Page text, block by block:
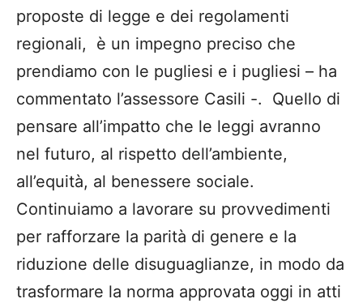
proposte di legge e dei regolamenti
regionali, è un impegno preciso che
prendiamo con le pugliesi e i pugliesi – ha
commentato l’assessore Casili -. Quello di
pensare all’impatto che le leggi avranno
nel futuro, al rispetto dell’ambiente,
all’equità, al benessere sociale.
Continuiamo a lavorare su provvedimenti
per rafforzare la parità di genere e la
riduzione delle disuguaglianze, in modo da
trasformare la norma approvata oggi in atti